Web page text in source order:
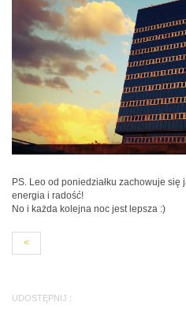
PS. Leo od poniedziałku zachowuje
energia i radość!
No i każda kolejna noc jest lepsza :)
<
UDOSTĘPNIJ :